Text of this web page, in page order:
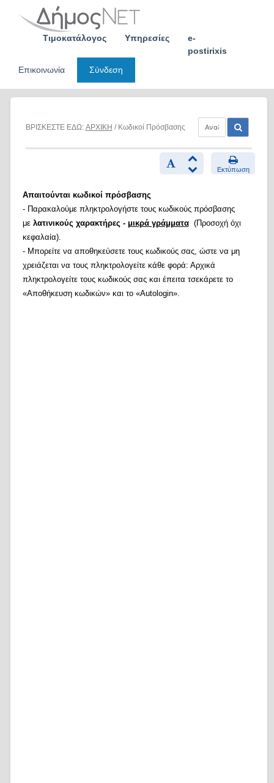
Τιμοκατάλογος Υπηρεσίες
e-
postirixis
Επικοινωνία
Σύνδεση
ΒΡΙΣΚΕΣΤΕ ΕΔΩ: ΑΡΧΙΚΗ / Κωδικοί Πρόσβασης
Εκτύπωση
Απαιτούνται κωδικοί πρόσβασης
- Παρακαλούμε πληκτρολογήστε τους κωδικούς πρόσβασης
με λατινικούς χαρακτήρες - μικρά γράμματα(Προσοχή όχι
κεφαλαία).
- Μπορείτε να αποθηκεύσετε τους κωδικούς σας, ώστε να μη
χρειάζεται να τους πληκτρολογείτε κάθε φορά: Αρχικά
πληκτρολογείτε τους κωδικούς σας και έπειτα τσεκάρετε το
«Αποθήκευση κωδικών» και το «Autologin».